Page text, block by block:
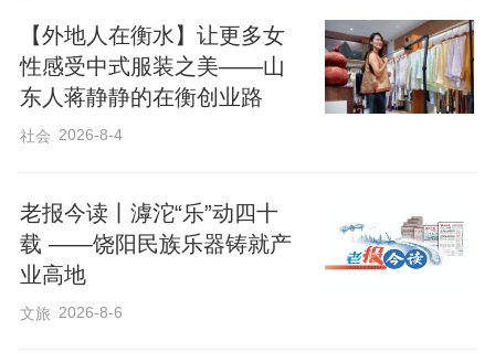
斗的日常里。“既能沉下心打磨自己，也心
怀家国热血，敢于挑战，勇于突破，这才
是最向上的少年模样。”
神。他告诉记者，五四精神从来都藏在课
堂的全神贯注里，藏在备考的全力以赴
中，藏在与同学并肩逐梦的坚持中。“不怕
苦、不怕累，无惧压力，我们把爱国情怀
【外地人在衡水】让更多女
性感受中式服装之美——山
东人蒋静静的在衡创业路
社会 2026-8-4
老报今读丨滹沱“乐”动四十
载 ——饶阳民族乐器铸就产
业高地
文旅 2026-8-6